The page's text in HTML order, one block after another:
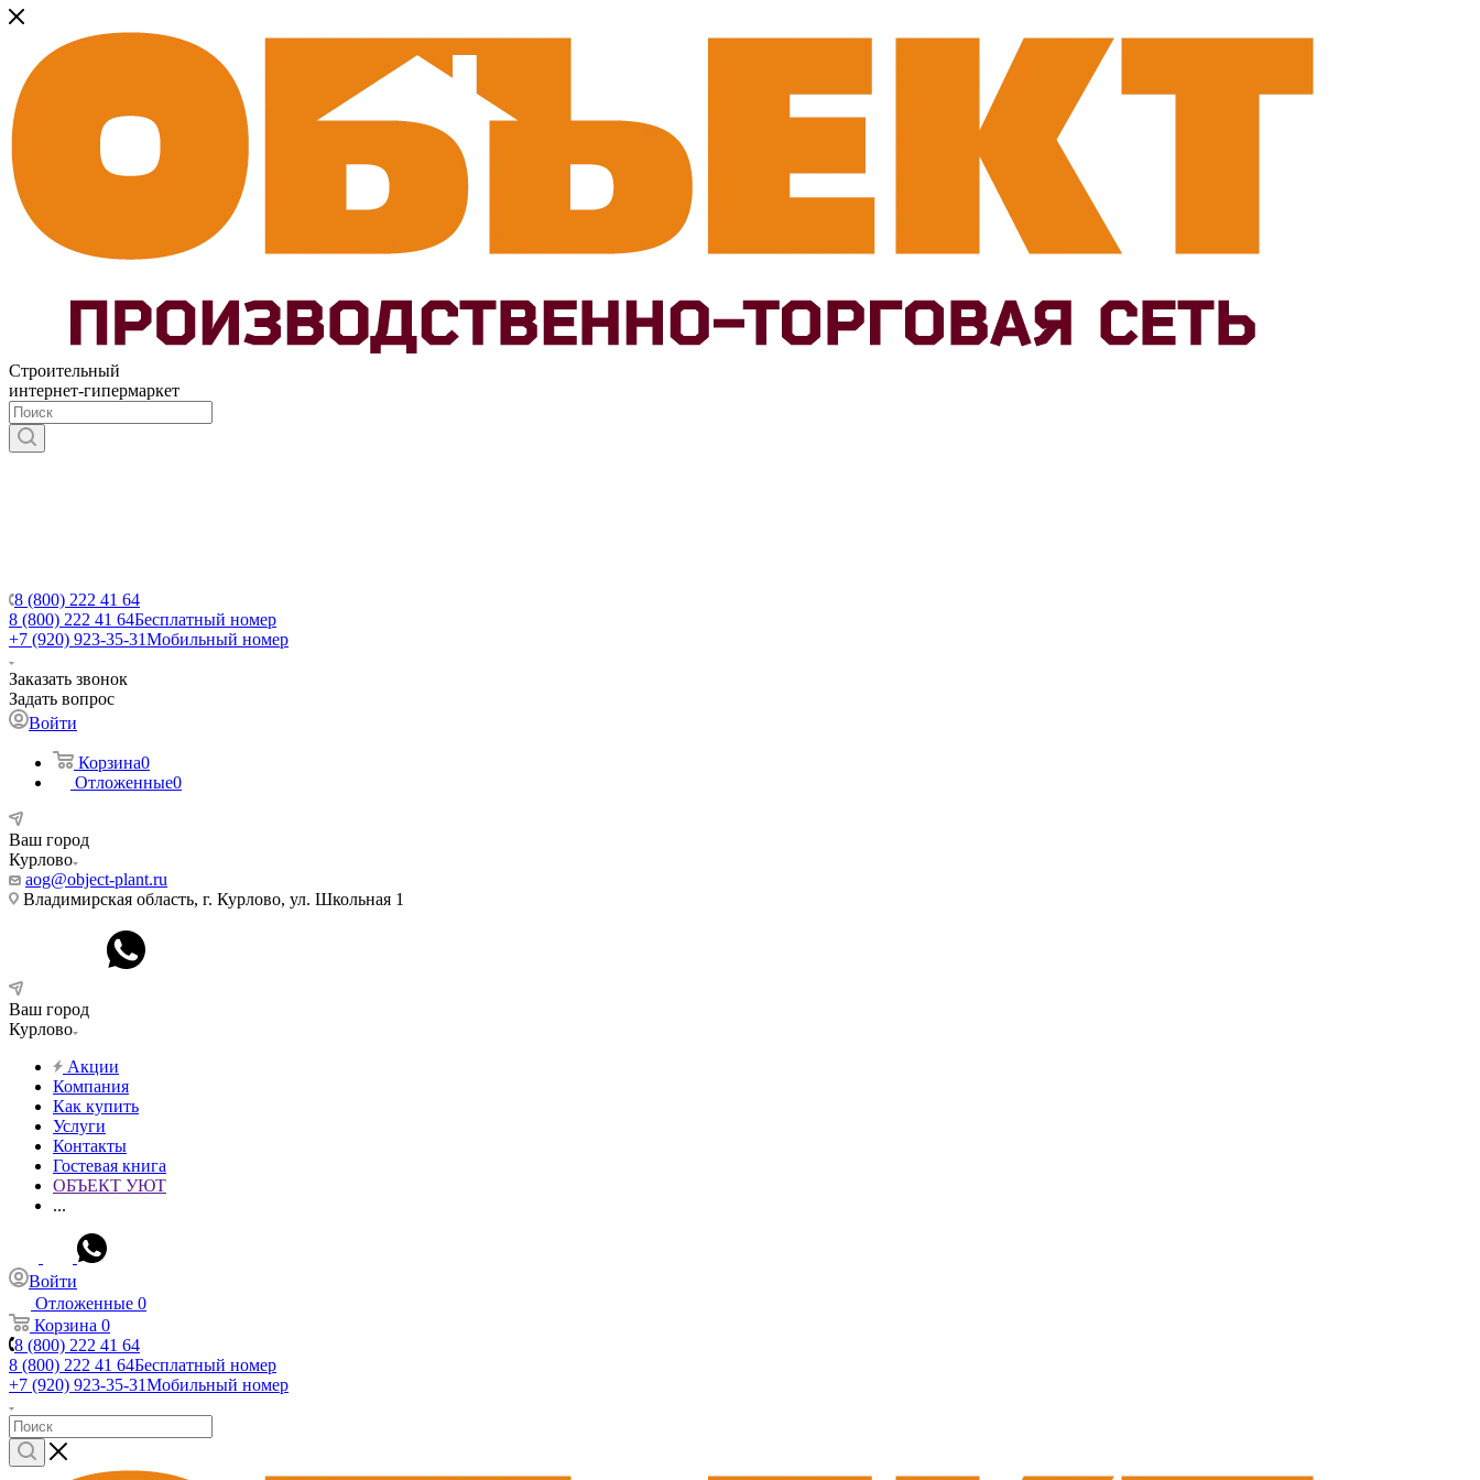
Строительный
интернет-гипермаркет
8 (800) 222 41 64
8 (800) 222 41 64Бесплатный номер
+7 (920) 923-35-31Мобильный номер
Заказать звонок
Задать вопрос
Войти
Корзина0
Отложенные0
Ваш город
Курлово
aog@object-plant.ru
Владимирская область, г. Курлово, ул. Школьная 1
Ваш город
Курлово
Акции
Компания
Как купить
Услуги
Контакты
Гостевая книга
ОБЪЕКТ УЮТ
...
Войти
Отложенные 0
Корзина 0
8 (800) 222 41 64
8 (800) 222 41 64Бесплатный номер
+7 (920) 923-35-31Мобильный номер